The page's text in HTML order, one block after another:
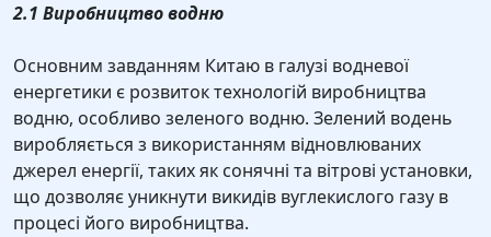
2.1 Виробництво водню
Основним завданням Китаю в галузі водневої
енергетики є розвиток технологій виробництва
водню, особливо зеленого водню. Зелений водень
виробляється з використанням відновлюваних
джерел енергії, таких як сонячні та вітрові установки,
що дозволяє уникнути викидів вуглекислого газу в
процесі його виробництва.